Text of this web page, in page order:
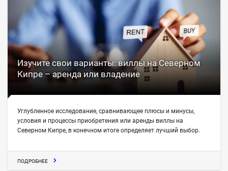
Изучите свои варианты: виллы на Северном
Кипре – аренда или владение
Углубленное исследование, сравнивающее плюсы и минусы,
условия и процессы приобретения или аренды виллы на
Северном Кипре, в конечном итоге определяет лучший выбор.
ПОДРОБНЕЕ